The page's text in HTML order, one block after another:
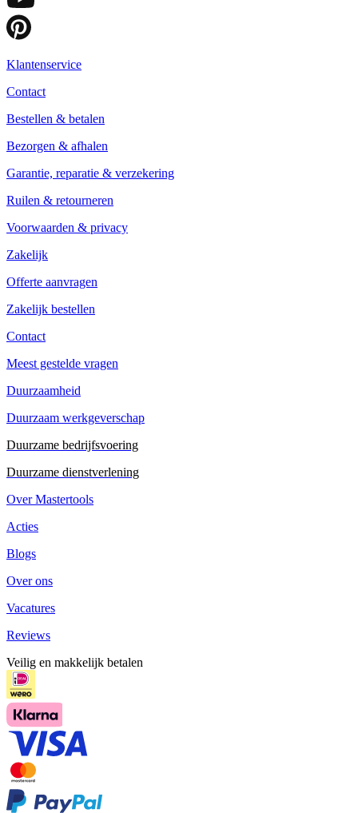
Klantenservice
Contact
Bestellen & betalen
Bezorgen & afhalen
Garantie, reparatie & verzekering
Ruilen & retourneren
Voorwaarden & privacy
Zakelijk
Offerte aanvragen
Zakelijk bestellen
Contact
Meest gestelde vragen
Duurzaamheid
Duurzaam werkgeverschap
Duurzame bedrijfsvoering
Duurzame dienstverlening
Over Mastertools
Acties
Blogs
Over ons
Vacatures
Reviews
Veilig en makkelijk betalen